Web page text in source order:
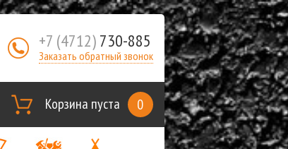
+7 (4712)730-885
Заказать обратный звонок
Корзина пуста 0